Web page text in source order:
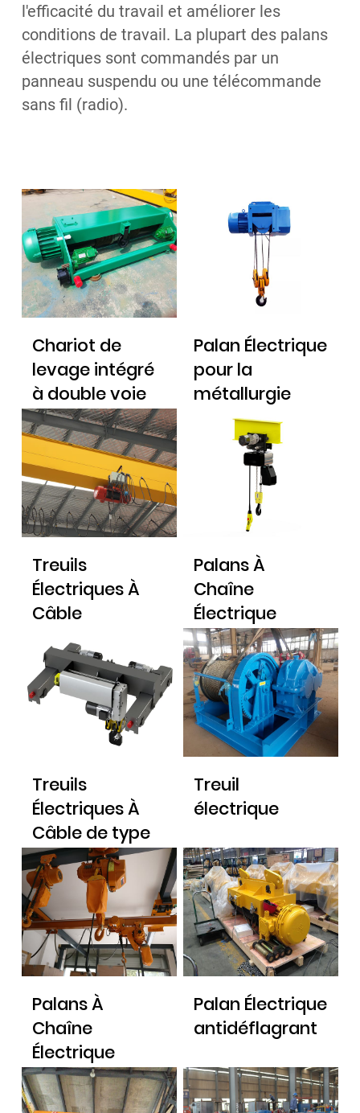
l'efficacité du travail et améliorer les
conditions de travail. La plupart des palans
électriques sont commandés par un
panneau suspendu ou une télécommande
sans fil (radio).
Chariot de
levage intégré
à double voie
Palan Électrique
pour la
métallurgie
Treuils
Électriques À
Câble
Palans À
Chaîne
Électrique
européen
Treuils
Électriques À
Câble de type
européen et
chariot de
levage
Treuil
électrique
Palans À
Chaîne
Électrique
Palan Électrique
antidéflagrant